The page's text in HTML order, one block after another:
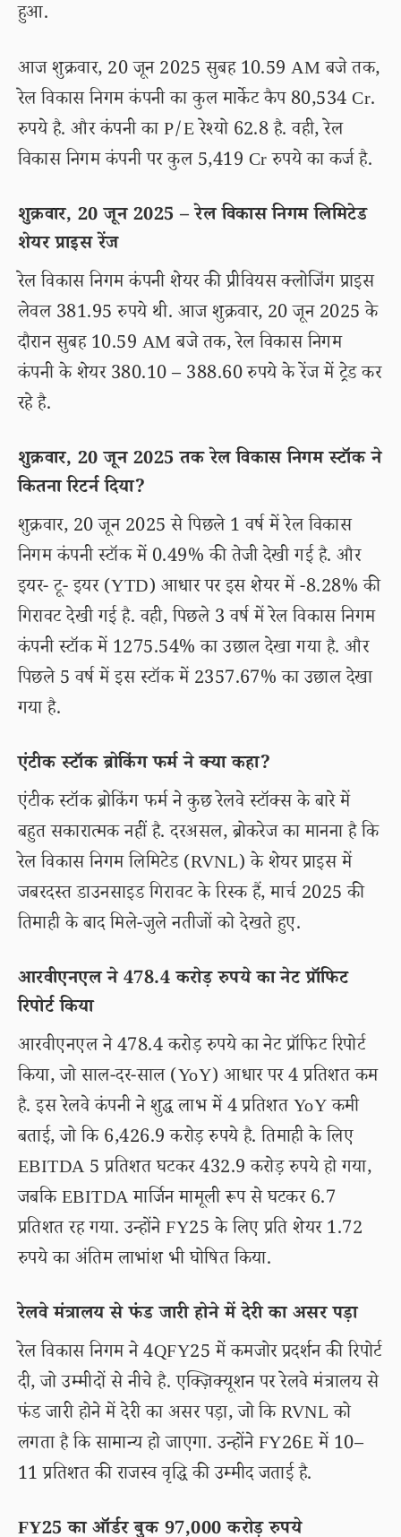
हुआ.
आज शुक्रवार, 20 जून 2025 सुबह 10.59 AM बजे तक,
रेल विकास निगम कंपनी का कुल मार्केट कैप 80,534 Cr.
रुपये है. और कंपनी का P/E रेश्यो 62.8 है. वही, रेल
विकास निगम कंपनी पर कुल 5,419 Cr रुपये का कर्ज है.
शुक्रवार, 20 जून 2025 – रेल विकास निगम लिमिटेड
शेयर प्राइस रेंज
रेल विकास निगम कंपनी शेयर की प्रीवियस क्लोजिंग प्राइस
लेवल 381.95 रुपये थी. आज शुक्रवार, 20 जून 2025 के
दौरान सुबह 10.59 AM बजे तक, रेल विकास निगम
कंपनी के शेयर 380.10 – 388.60 रुपये के रेंज में ट्रेड कर
रहे है.
शुक्रवार, 20 जून 2025 तक रेल विकास निगम स्टॉक ने
कितना रिटर्न दिया?
शुक्रवार, 20 जून 2025 से पिछले 1 वर्ष में रेल विकास
निगम कंपनी स्टॉक में 0.49% की तेजी देखी गई है. और
इयर- टू- इयर (YTD) आधार पर इस शेयर में -8.28% की
गिरावट देखी गई है. वही, पिछले 3 वर्ष में रेल विकास निगम
कंपनी स्टॉक में 1275.54% का उछाल देखा गया है. और
पिछले 5 वर्ष में इस स्टॉक में 2357.67% का उछाल देखा
गया है.
एंटीक स्टॉक ब्रोकिंग फर्म ने क्या कहा?
एंटीक स्टॉक ब्रोकिंग फर्म ने कुछ रेलवे स्टॉक्स के बारे में
बहुत सकारात्मक नहीं है. दरअसल, ब्रोकरेज का मानना है कि
रेल विकास निगम लिमिटेड (RVNL) के शेयर प्राइस में
जबरदस्त डाउनसाइड गिरावट के रिस्क हैं, मार्च 2025 की
तिमाही के बाद मिले-जुले नतीजों को देखते हुए.
आरवीएनएल ने 478.4 करोड़ रुपये का नेट प्रॉफिट
रिपोर्ट किया
आरवीएनएल ने 478.4 करोड़ रुपये का नेट प्रॉफिट रिपोर्ट
किया, जो साल-दर-साल (YoY) आधार पर 4 प्रतिशत कम
है. इस रेलवे कंपनी ने शुद्ध लाभ में 4 प्रतिशत YoY कमी
बताई, जो कि 6,426.9 करोड़ रुपये है. तिमाही के लिए
EBITDA 5 प्रतिशत घटकर 432.9 करोड़ रुपये हो गया,
जबकि EBITDA मार्जिन मामूली रूप से घटकर 6.7
प्रतिशत रह गया. उन्होंने FY25 के लिए प्रति शेयर 1.72
रुपये का अंतिम लाभांश भी घोषित किया.
रेलवे मंत्रालय से फंड जारी होने में देरी का असर पड़ा
रेल विकास निगम ने 4QFY25 में कमजोर प्रदर्शन की रिपोर्ट
दी, जो उम्मीदों से नीचे है. एक्ज़िक्यूशन पर रेलवे मंत्रालय से
फंड जारी होने में देरी का असर पड़ा, जो कि RVNL को
लगता है कि सामान्य हो जाएगा. उन्होंने FY26E में 10–
11 प्रतिशत की राजस्व वृद्धि की उम्मीद जताई है.
FY25 का ऑर्डर बुक 97,000 करोड़ रुपये